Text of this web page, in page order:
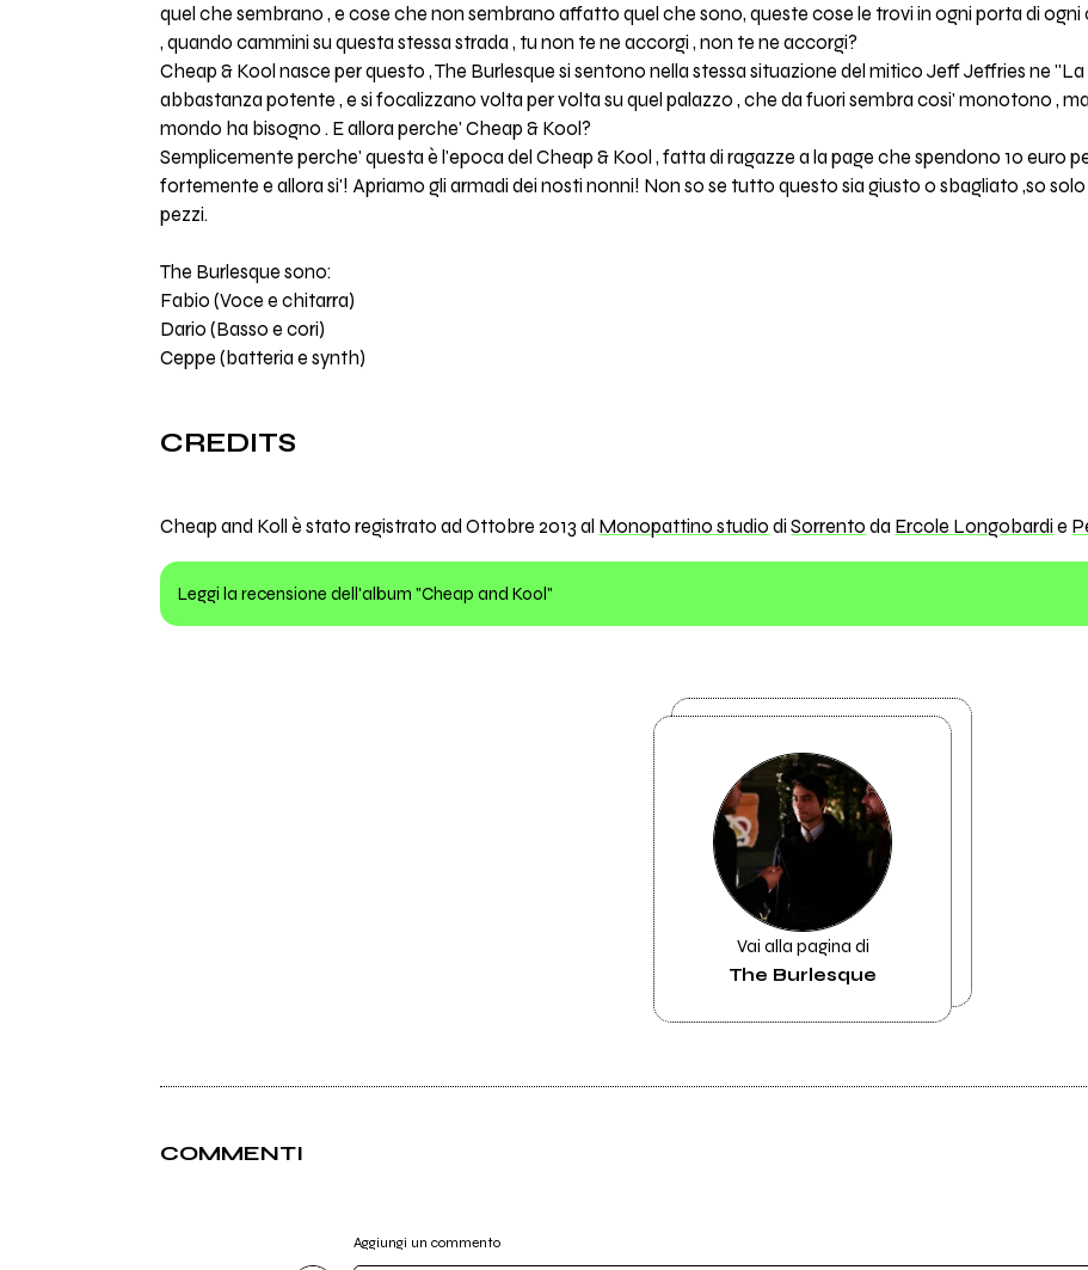
quel che sembrano , e cose che non sembrano affatto quel che sono, queste cose le trovi in ogni porta di ogni
, quando cammini su questa stessa strada , tu non te ne accorgi , non te ne accorgi?
Cheap & Kool nasce per questo , The Burlesque si sentono nella stessa situazione del mitico Jeff Jeffries ne
abbastanza potente , e si focalizzano volta per volta su quel palazzo , che da fuori sembra cosi' monotono ,
mondo ha bisogno . E allora perche' Cheap & Kool?
Semplicemente perche' questa è l'epoca del Cheap & Kool , fatta di ragazze a la page che spendono 10 euro
fortemente e allora si'! Apriamo gli armadi dei nosti nonni! Non so se tutto questo sia giusto o sbagliato ,so
pezzi.
The Burlesque sono:
Fabio (Voce e chitarra)
Dario (Basso e cori)
Ceppe (batteria e synth)
CREDITS
Cheap and Koll è stato registrato ad Ottobre 2013 al Monopattino studio diSorrento da Ercole Longobardi e
Leggi la recensione dell'album "Cheap and Kool"
Vai alla pagina di
The Burlesque
COMMENTI
Aggiungi un commento